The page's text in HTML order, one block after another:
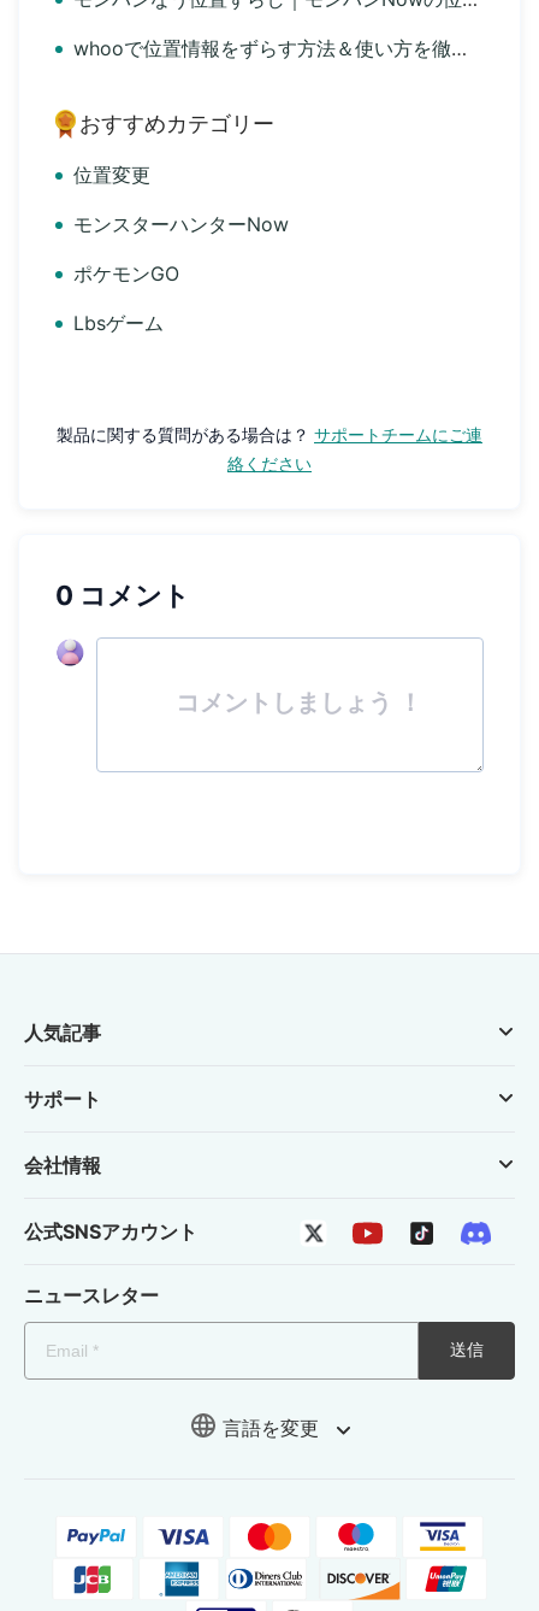
whooで位置情報をずらす方法＆使い方を徹底解説
おすすめカテゴリー
位置変更
モンスターハンターNow
ポケモンGO
Lbsゲーム
製品に関する質問がある場合は？ サポートチームにご連
絡ください
0 コメント
コメントしましょう ！
言語を変更
人気記事
サポート
会社情報
公式SNSアカウント
ニュースレター
送信